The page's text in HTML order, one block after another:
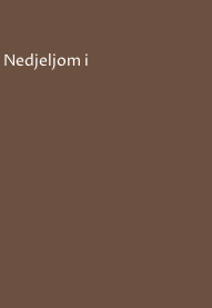
i